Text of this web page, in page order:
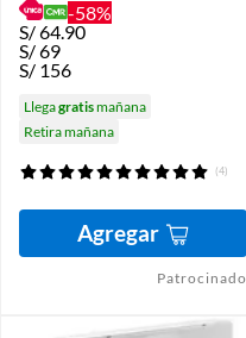
-58%
S/64.90
S/69
S/ 156
Llegagratismañana
Retira mañana
(4)
Agregar
Patrocinado